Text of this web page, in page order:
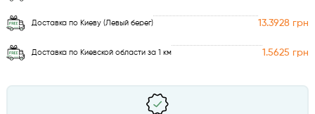
Доставка по Киеву (Левый берег) 13.3928 грн
Доставка по Киевской области за 1 км 1.5625 грн